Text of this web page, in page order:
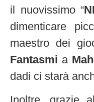
il nuovissimo “
dimenticare
maestro dei
Fantasmi a
dadi ci starà